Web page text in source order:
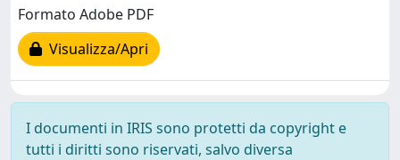
Formato Adobe PDF
Visualizza/Apri
I documenti in IRIS sono protetti da copyright e
tutti i diritti sono riservati, salvo diversa